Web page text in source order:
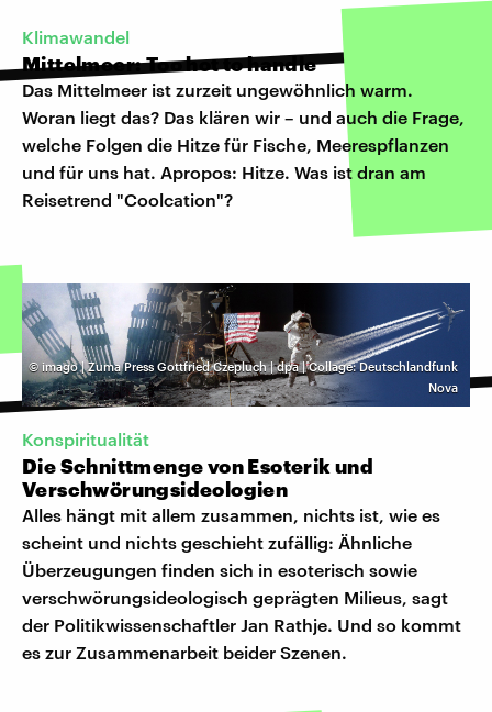
Klimawandel
Mittelmeer: Too hot to handle
Das Mittelmeer ist zurzeit ungewöhnlich warm.
Woran liegt das? Das klären wir – und auch die Frage,
welche Folgen die Hitze für Fische, Meerespflanzen
und für uns hat. Apropos: Hitze. Was ist dran am
Reisetrend "Coolcation"?
©imago | Zuma Press Gottfried Czepluch | dpa | Collage: Deutschlandfunk
Nova
Konspiritualität
Die Schnittmenge von Esoterik und
Verschwörungsideologien
Alles hängt mit allem zusammen, nichts ist, wie es
scheint und nichts geschieht zufällig: Ähnliche
Überzeugungen finden sich in esoterisch sowie
verschwörungsideologisch geprägten Milieus, sagt
der Politikwissenschaftler Jan Rathje. Und so kommt
es zur Zusammenarbeit beider Szenen.